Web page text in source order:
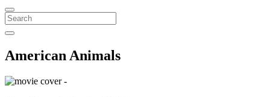
American Animals